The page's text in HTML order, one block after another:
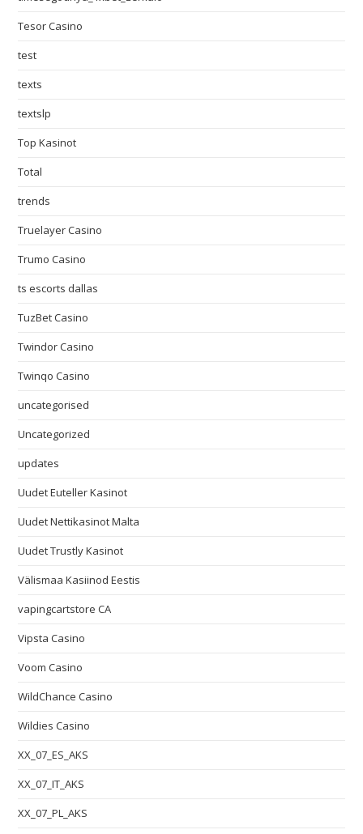
Tesor Casino
test
texts
textslp
Top Kasinot
Total
trends
Truelayer Casino
Trumo Casino
ts escorts dallas
TuzBet Casino
Twindor Casino
Twinqo Casino
uncategorised
Uncategorized
updates
Uudet Euteller Kasinot
Uudet Nettikasinot Malta
Uudet Trustly Kasinot
Välismaa Kasiinod Eestis
vapingcartstore CA
Vipsta Casino
Voom Casino
WildChance Casino
Wildies Casino
XX_07_ES_AKS
XX_07_IT_AKS
XX_07_PL_AKS